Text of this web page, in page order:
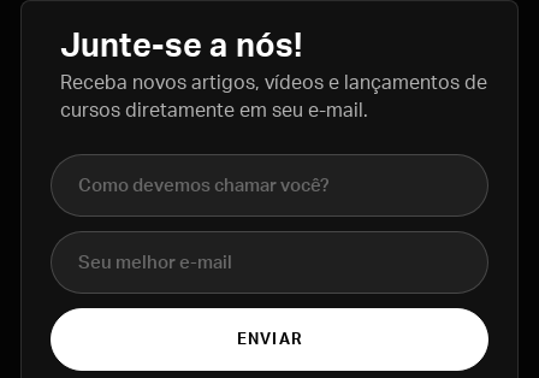
Junte-se a nós!
Receba novos artigos, vídeos e lançamentos de
cursos diretamente em seu e-mail.
Nome completo
E-mail
ENVIAR